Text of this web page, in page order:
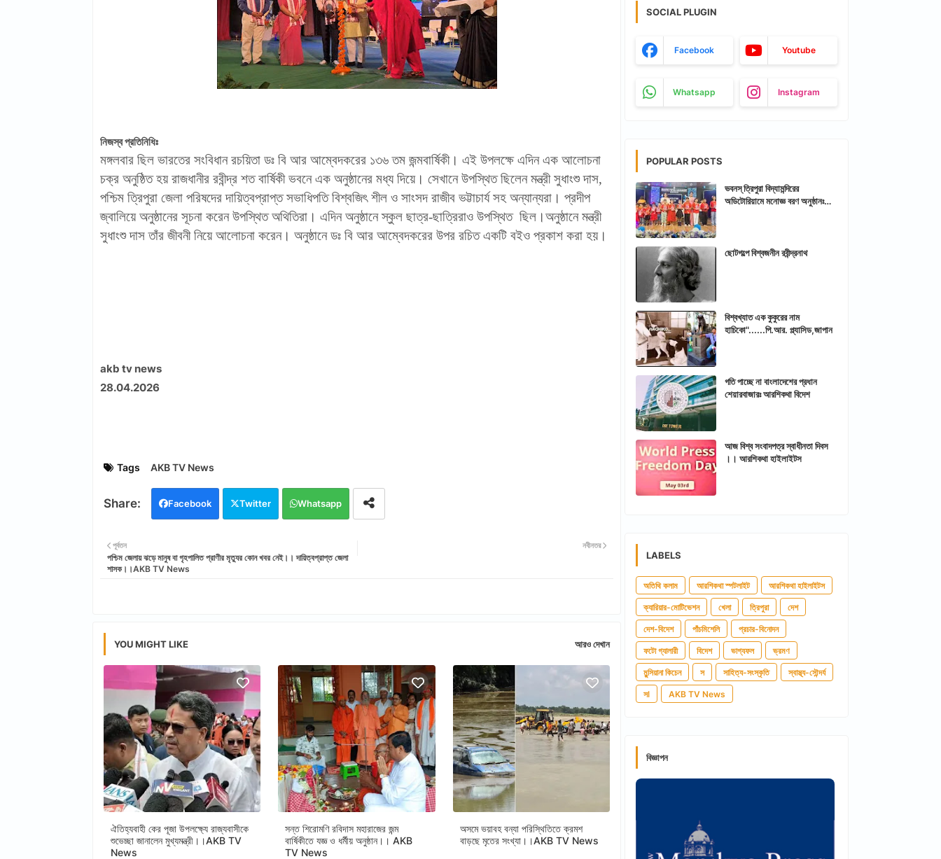
নিজস্ব প্রতিনিধিঃ
মঙ্গলবার ছিল ভারতের সংবিধান রচয়িতা ডঃ বি আর আম্বেদকরের ১৩৬ তম জন্মবার্ষিকী। এই উপলক্ষে এদিন এক আলোচনা
চক্র অনুষ্ঠিত হয় রাজধানীর রবীন্দ্র শত বার্ষিকী ভবনে এক অনুষ্ঠানের মধ্য দিয়ে। সেখানে উপস্থিত ছিলেন মন্ত্রী সুধাংশু দাস,
পশ্চিম ত্রিপুরা জেলা পরিষদের দায়িত্বপ্রাপ্ত সভাধিপতি বিশ্বজিৎ শীল ও সাংসদ রাজীব ভট্টাচার্য সহ অন্যান্যরা। প্রদীপ
জ্বালিয়ে অনুষ্ঠানের সূচনা করেন উপস্থিত অথিতিরা। এদিন অনুষ্ঠানে স্কুল ছাত্র-ছাত্রিরাও উপস্থিত ছিল।অনুষ্ঠানে মন্ত্রী
সুধাংশু দাস তাঁর জীবনী নিয়ে আলোচনা করেন। অনুষ্ঠানে ডঃ বি আর আম্বেদকরের উপর রচিত একটি বইও প্রকাশ করা হয়।
akb tv news
28.04.2026
Tags AKB TV News
Facebook Twitter Whatsapp
নবীনতর
পূর্বতন
পশ্চিম জেলায় ঝড়ে মানুষ বা গৃহপালিত প্রাণীর মৃত্যুর কোন খবর নেই।। দায়িত্বপ্রাপ্ত জেলা
শাসক।।AKB TV News
YOU MIGHT LIKE আরও দেখান
ঐতিহ্যবাহী কের পূজা উপলক্ষ্যে রাজ্যবাসীকে
শুভেচ্ছা জানালেন মুখ্যমন্ত্রী।।AKB TV
News
সন্ত শিরোমণি রবিদাস মহারাজের জন্ম
বার্ষিকীতে যজ্ঞ ও ধর্মীয় অনুষ্ঠান।। AKB
TV News
অসমে ভয়াবহ বন্যা পরিস্থিতিতে ক্রমশ
বাড়ছে মৃতের সংখ্যা।।AKB TV News
SOCIAL PLUGIN
Facebook Youtube
Whatsapp Instagram
POPULAR POSTS
ভবনস্ ত্রিপুরা বিদ্যামন্দিরের
অডিটোরিয়ামে মনোজ্ঞ বরণ অনুষ্ঠানঃ
ছোটগল্পে বিশ্বজনীন রবীন্দ্রনাথ
বিশ্বখ্যাত এক কুকুরের নাম
হাচিকো"......পি.আর. প্ল্যাসিড,জাপান
গতি পাচ্ছে না বাংলাদেশের প্রধান
শেয়ারবাজারঃ আরশিকথা বিদেশ
আজ বিশ্ব সংবাদপত্র স্বাধীনতা দিবস
।। আরশিকথা হাইলাইটস
LABELS
অতিথি কলাম আরশিকথা স্পটলাইট আরশিকথা হাইলাইটস
ক্যারিয়ার-মোটিভেশন খেলা ত্রিপুরা দেশ
দেশ-বিদেশ পাঁচমিশেলি প্রচার-বিনোদন
ফটো গ্যালারী বিদেশ ভাগ্যফল ভ্রমণ
মুন্সিয়ানা কিচেন স সাহিত্য-সংস্কৃতি স্বাস্থ্য-সৌন্দর্য
সl AKB TV News
বিজ্ঞাপন